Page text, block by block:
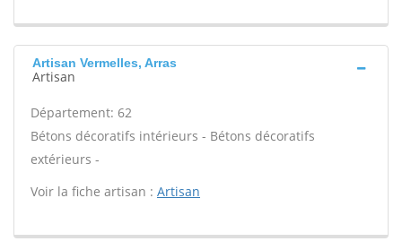
Artisan Vermelles, Arras
Artisan
Département: 62
Bétons décoratifs intérieurs - Bétons décoratifs
extérieurs -
Voir la fiche artisan : Artisan